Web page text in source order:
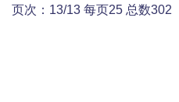
页次：13/13 每页25 总数302